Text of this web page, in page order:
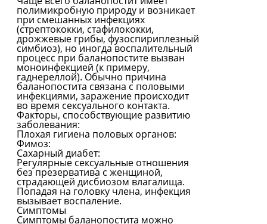
полимикробную природу и возникает
при смешанных инфекциях
(стрептококки, стафилококки,
дрожжевые грибы, фузоспириплезный
симбиоз), но иногда воспалительный
процесс при баланопостите вызван
моноинфекцией (к примеру,
гаднереллой). Обычно причина
баланопостита связана с половыми
инфекциями, заражение происходит
во время сексуального контакта.
Факторы, способствующие развитию
заболевания:
Плохая гигиена половых органов:
Фимоз:
Сахарный диабет:
Регулярные сексуальные отношения
без презерватива с женщиной,
страдающей дисбиозом влагалища.
Попадая на головку члена, инфекция
вызывает воспаление.
Симптомы
Симптомы баланопостита можно